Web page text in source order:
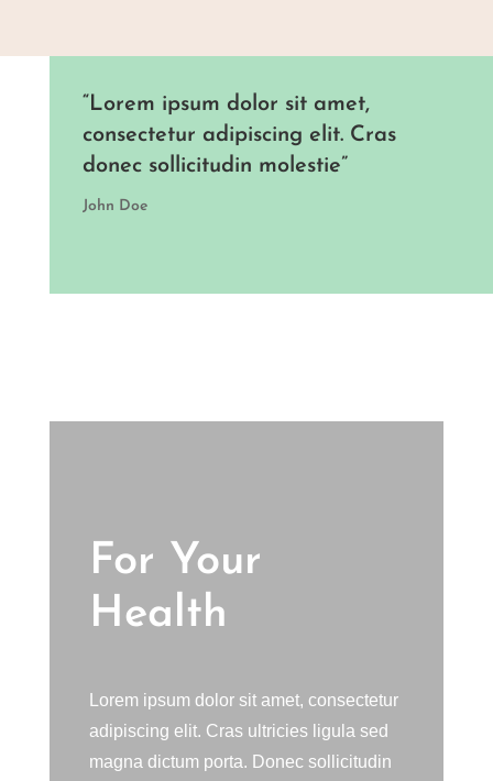
“Lorem ipsum dolor sit amet,
consectetur adipiscing elit. Cras
donec sollicitudin molestie”
John Doe
For Your
Health
Lorem ipsum dolor sit amet, consectetur
adipiscing elit. Cras ultricies ligula sed
magna dictum porta. Donec sollicitudin